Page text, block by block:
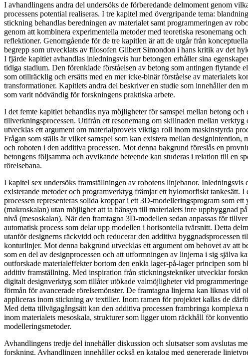
I avhandlingens andra del undersöks de förberedande delmoment genom
processens potential realiseras. I tre kapitel med övergripande tema:
stickning behandlas beredningen av materialet samt programmeringen av
genom att kombinera experimentella metoder med teoretiska resonemang
reflektioner. Genomgående för de tre kapitlen är att de utgår från
begrepp som utvecklats av filosofen Gilbert Simondon i hans kritik av det
I fjärde kapitlet avhandlas inledningsvis hur betongen erhåller sina
tidiga stadium. Den förenklade förståelsen av betong som antingen flytande
som otillräcklig och ersätts med en mer icke-binär förståelse av materialets
transformationer. Kapitlets andra del beskriver en studie som innehåller den
som varit nödvändig för forskningens praktiska arbete.
I det femte kapitlet behandlas nya möjligheter för samspel mellan betong och
tillverkningsprocessen. Utifrån ett resonemang om skillnaden mellan verktyg
utvecklas ett argument om materialprovets viktiga roll inom maskinstyrda
Frågan som ställs är vilket samspel som kan existera mellan designintention,
och roboten i den additiva processen. Mot denna bakgrund föreslås en
betongens följsamma och avvikande beteende kan studeras i relation till en
rörelsebana.
I kapitel sex undersöks framställningen av robotens linjebanor. Inledningsvis
existerande metoder och programverktyg främjar ett hylomorfiskt tankesätt. I
processen representeras solida kroppar i ett 3D-modelleringsprogram som ett
(makroskalan) utan möjlighet att ta hänsyn till materialets inre uppbyggnad
nivå (mesoskalan). När den framtagna 3D-modellen sedan anpassas för
automatisk process som delar upp modellen i horisontella tvärsnitt. Detta
utanför designerns räckvidd och reducerar den additiva byggnadsprocessen
konturlinjer. Mot denna bakgrund utvecklas ett argument om behovet av att
som en del av designprocessen och att utformningen av linjerna i sig själva
outforskade materialeffekter bortom den enkla lager-på-lager principen som
additiv framställning. Med inspiration från stickningstekniker utvecklar
digitalt designverktyg som tillåter utökade valmöjligheter vid
förmån för avancerade rörelsemönster. De framtagna linjerna kan liknas vid
appliceras inom stickning av textilier. Inom ramen för projektet kallas de
Med detta tillvägagångsätt kan den additiva processen frambringa komplexa
inom materialets mesoskala, strukturer som ligger utom räckhåll för
modelleringsmetoder.
Avhandlingens tredje del innehåller diskussion och slutsatser som avslutas
forskning. Avhandlingen innehåller också en katalog med genererade